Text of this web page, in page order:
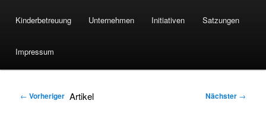
primären
Inhalt
sekundären
Inhalt
Kinderbetreuung Unternehmen Initiativen Satzungen
Impressum
Artikel
← Vorheriger Nächster →